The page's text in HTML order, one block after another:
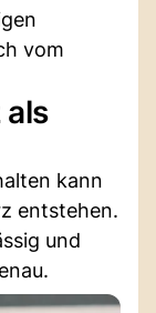
vom
als
kann
entstehen.
und